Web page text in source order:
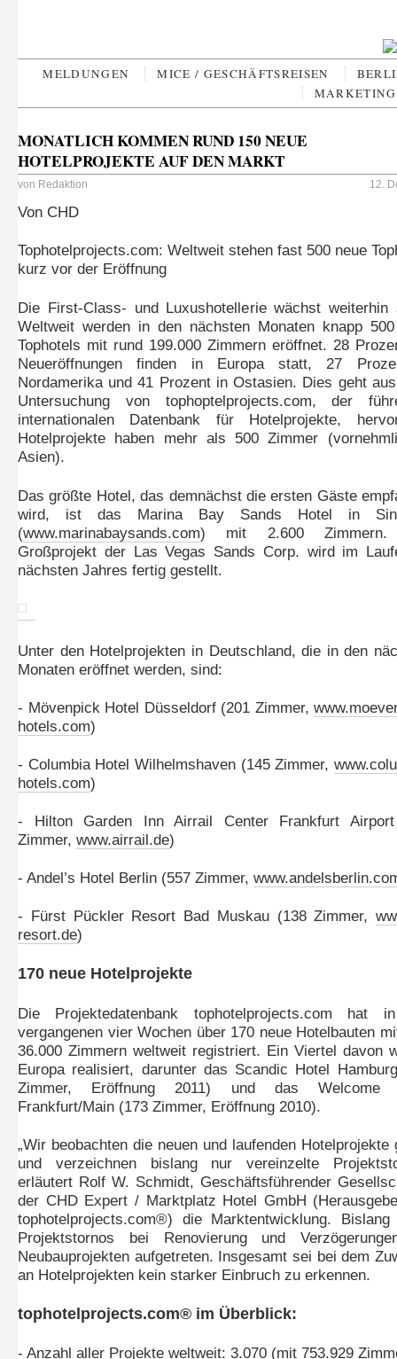
MELDUNGEN MICE / GESCHÄFTSREISEN
MONATLICH KOMMEN RUND 150 NEUE
HOTELPROJEKTE AUF DEN MARKT
12.
von Redaktion
Von CHD
Tophotelprojects.com: Weltweit stehen fast 500 neue
kurz vor der Eröffnung
Die First-Class- und Luxushotellerie wächst weiterhin
Weltweit werden in den nächsten Monaten knapp
Tophotels mit rund 199.000 Zimmern eröffnet. 28
Neueröffnungen finden in Europa statt, 27
Nordamerika und 41 Prozent in Ostasien. Dies geht
Untersuchung von tophoptelprojects.com, der
internationalen Datenbank für Hotelprojekte,
Hotelprojekte haben mehr als 500 Zimmer
Asien).
Das größte Hotel, das demnächst die ersten Gäste
wird, ist das Marina Bay Sands Hotel in
(www.marinabaysands.com) mit 2.600 Zimmern.
Großprojekt der Las Vegas Sands Corp. wird im
nächsten Jahres fertig gestellt.
Unter den Hotelprojekten in Deutschland, die in den
Monaten eröffnet werden, sind:
- Mövenpick Hotel Düsseldorf (201 Zimmer,
hotels.com)
- Columbia Hotel Wilhelmshaven (145 Zimmer,
hotels.com)
- Hilton Garden Inn Airrail Center Frankfurt
Zimmer, www.airrail.de)
- Andel’s Hotel Berlin (557 Zimmer,
- Fürst Pückler Resort Bad Muskau (138 Zimmer,
resort.de)
170 neue Hotelprojekte
Die Projektedatenbank tophotelprojects.com hat
vergangenen vier Wochen über 170 neue Hotelbauten
36.000 Zimmern weltweit registriert. Ein Viertel davon
Europa realisiert, darunter das Scandic Hotel
Zimmer, Eröffnung 2011) und das Welcome
Frankfurt/Main (173 Zimmer, Eröffnung 2010).
„Wir beobachten die neuen und laufenden Hotelprojekte
und verzeichnen bislang nur vereinzelte
erläutert Rolf W. Schmidt, Geschäftsführender
der CHD Expert / Marktplatz Hotel GmbH
tophotelprojects.com®) die Marktentwicklung. Bislang
Projektstornos bei Renovierung und
Neubauprojekten aufgetreten. Insgesamt sei bei dem
an Hotelprojekten kein starker Einbruch zu erkennen.
tophotelprojects.com® im Überblick:
- Anzahl aller Projekte weltweit: 3.070 (mit 753.929